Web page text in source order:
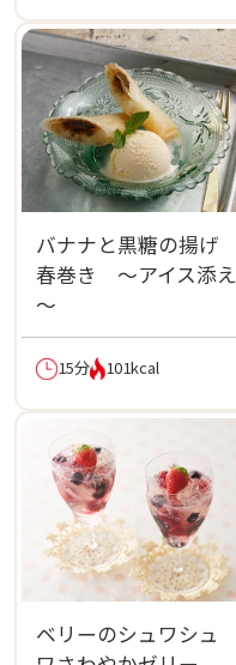
バナナと黒糖の揚げ
春巻き ～アイス添え
～
15分 101kcal
ベリーのシュワシュ